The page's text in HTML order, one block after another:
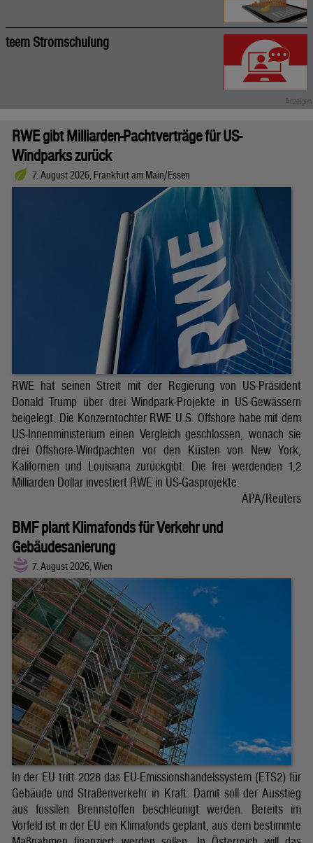
teem Stromschulung
RWE gibt Milliarden-Pachtverträge für US-
Windparks zurück
7. August 2026, Frankfurt am Main/Essen
RWE hat seinen Streit mit der Regierung von US-Präsident
Donald Trump über drei Windpark-Projekte in US-Gewässern
beigelegt. Die Konzerntochter RWE U.S. Offshore habe mit dem
US-Innenministerium einen Vergleich geschlossen, wonach sie
drei Offshore-Windpachten vor den Küsten von New York,
Kalifornien und Louisiana zurückgibt. Die frei werdenden 1,2
Milliarden Dollar investiert RWE in US-Gasprojekte.
APA/Reuters
BMF plant Klimafonds für Verkehr und
Gebäudesanierung
7. August 2026, Wien
In der EU tritt 2028 das EU-Emissionshandelssystem (ETS2) für
Gebäude und Straßenverkehr in Kraft. Damit soll der Ausstieg
aus fossilen Brennstoffen beschleunigt werden. Bereits im
Vorfeld ist in der EU ein Klimafonds geplant, aus dem bestimmte